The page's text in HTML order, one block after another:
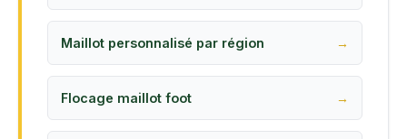
Maillot personnalisé par région
Flocage maillot foot